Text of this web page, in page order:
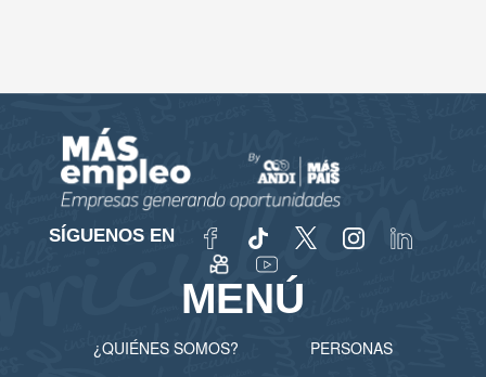
SÍGUENOS EN
MENÚ
¿QUIÉNES SOMOS? PERSONAS